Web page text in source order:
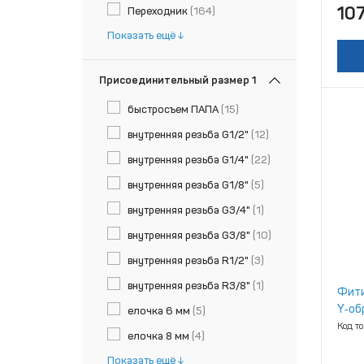
Переходник (164)
Показать ещё
Присоединительный размер 1
быстросъем ПАПА (15)
внутренняя резьба G1/2" (12)
внутренняя резьба G1/4" (22)
внутренняя резьба G1/8" (5)
внутренняя резьба G3/4" (1)
внутренняя резьба G3/8" (10)
внутренняя резьба R1/2" (3)
внутренняя резьба R3/8" (1)
елочка 6 мм (5)
елочка 8 мм (4)
Показать ещё
Код